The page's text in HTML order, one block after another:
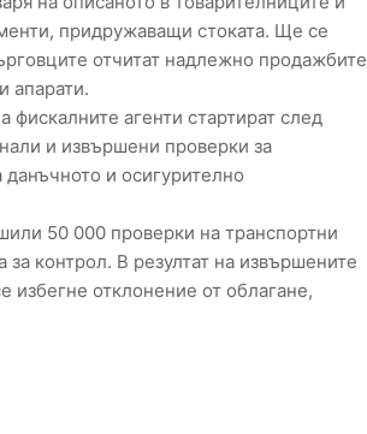
придружаващи стоката. Ще се
отчитат надлежно продажбите
апарати.
фискалните агенти стартират след
и извършени проверки за
и осигурително
50 000 проверки на транспортни
за контрол. В резултат на извършените
избегне отклонение от облагане,